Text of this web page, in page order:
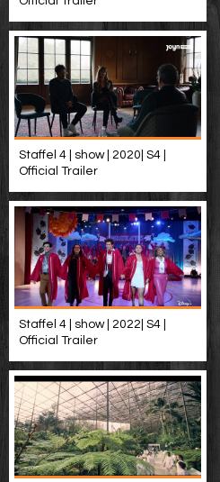
Staffel 4 | show | 2020| S4 |
Official Trailer
Staffel 4 | show | 2022| S4 |
Official Trailer